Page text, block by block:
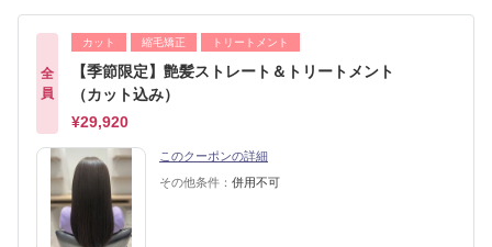
全
員
カット 縮毛矯正 トリートメント
【季節限定】艶髪ストレート＆トリートメント
（カット込み）
¥29,920
このクーポンの詳細
その他条件： 併用不可